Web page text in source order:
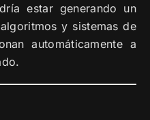
estar generando un
y sistemas de
automáticamente a